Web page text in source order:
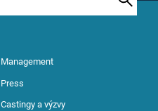
Management
Press
Castingy a výzvy